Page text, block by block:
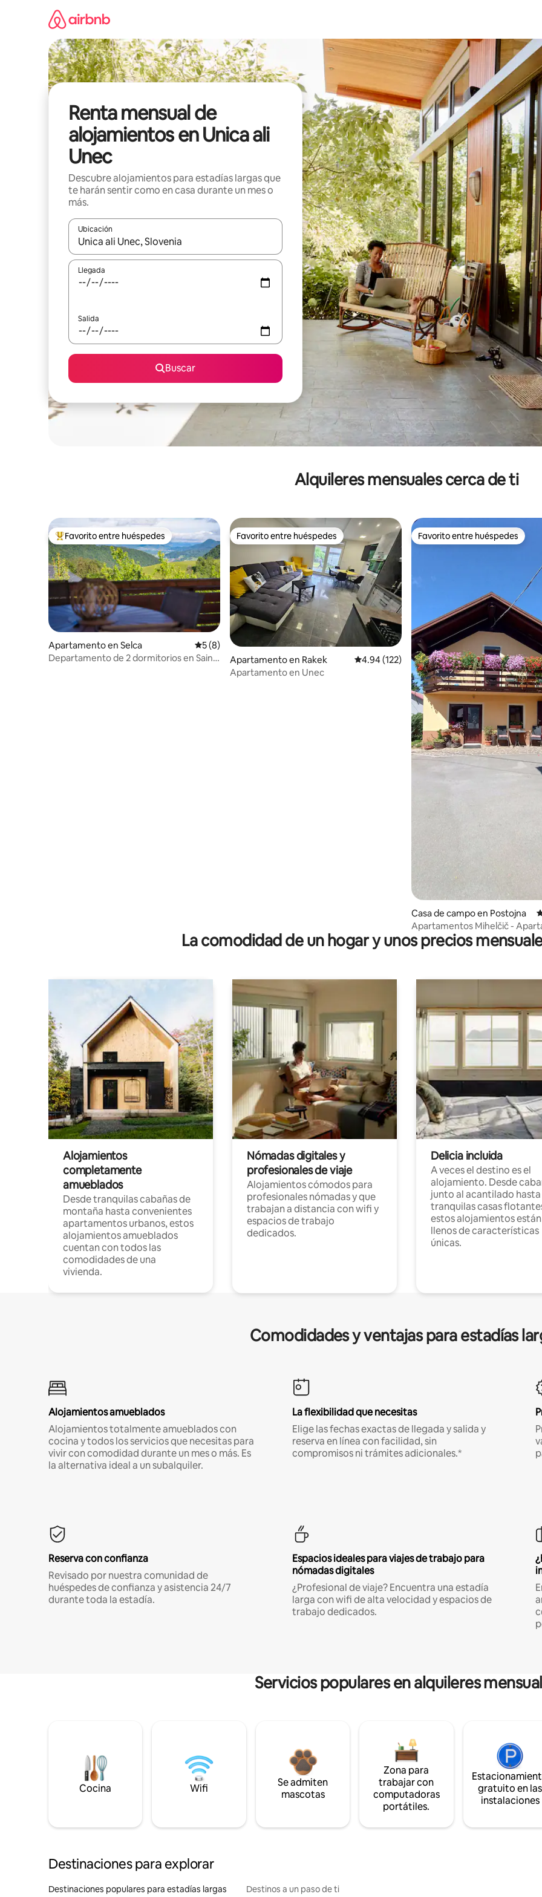
Renta mensual de
alojamientos en Unica ali
Unec
Descubre alojamientos para estadías largas que
te harán sentir como en casa durante un mes o
más.
Ubicación
Cuando los resultados estén disponibles, navega con las teclas de flecha hacia arriba y hacia abajo o explora con el
Llegada
Salida
Buscar
Alquileres mensuales cerca de ti
Favorito entre huéspedes preferido
Favorito entre huéspedes
Apartamento en Selca Calificación promedio: 5 de 5, 8 reseñas
5 (8)
Departamento de 2 dormitorios en Saint
Favorito entre huéspedes
Favorito entre huéspedes
Apartamento en Rakek Calificación promedio: 4.94 de 5, 122 reseñas
4.94 (122)
Apartamento en Unec
Favorito entre huéspedes
Favorito entre huéspedes
Casa de campo en Postojna
Apartamentos Mihelčič -
rural
La comodidad de un hogar y unos precios
Alojamientos
completamente
amueblados
Desde tranquilas cabañas de
montaña hasta convenientes
apartamentos urbanos, estos
alojamientos amueblados
cuentan con todos las
comodidades de una
vivienda.
Nómadas digitales y
profesionales de viaje
Alojamientos cómodos para
profesionales nómadas y que
trabajan a distancia con wifi y
espacios de trabajo
dedicados.
Delicia incluida
A veces el destino es el
alojamiento. Desde
junto al acantilado hasta
tranquilas casas
estos alojamientos están
llenos de características
únicas.
Comodidades y ventajas para estadías
Alojamientos amueblados
Alojamientos totalmente amueblados con
cocina y todos los servicios que necesitas para
vivir con comodidad durante un mes o más. Es
la alternativa ideal a un subalquiler.
La flexibilidad que necesitas
Elige las fechas exactas de llegada y salida y
reserva en línea con facilidad, sin
compromisos ni trámites adicionales.*
Reserva con confianza
Revisado por nuestra comunidad de
huéspedes de confianza y asistencia 24/7
durante toda la estadía.
Espacios ideales para viajes de trabajo para
nómadas digitales
¿Profesional de viaje? Encuentra una estadía
larga con wifi de alta velocidad y espacios de
trabajo dedicados.
Servicios populares en alquileres
Cocina Wifi
Se admiten
mascotas
Zona para
trabajar con
computadoras
portátiles.
gratuito en las
instalaciones
Destinaciones para explorar
Destinaciones populares para estadías largas Destinos a un paso de ti